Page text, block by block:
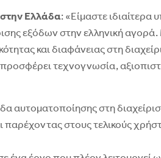
Ελλάδα: «Είμαστε
εξόδων στην ελληνική
και διαφάνειας στη
τεχνογνωσία,
στη
στους τελικούς